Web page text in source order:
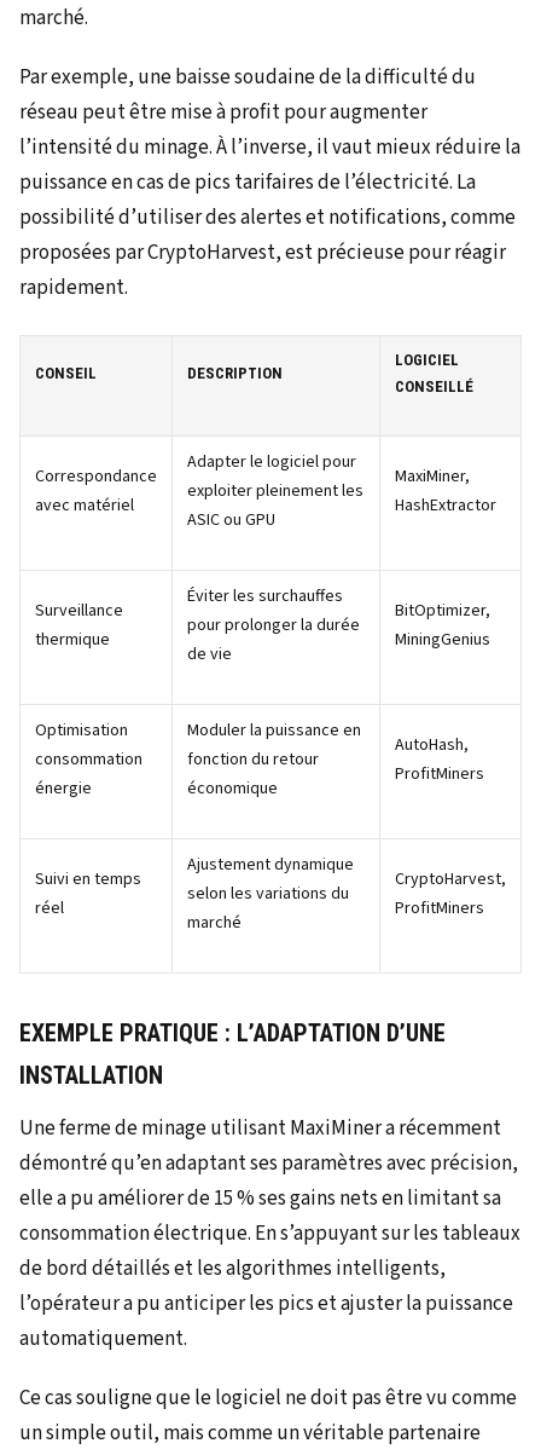
marché.
Par exemple, une baisse soudaine de la difficulté du
réseau peut être mise à profit pour augmenter
l’intensité du minage. À l’inverse, il vaut mieux réduire la
puissance en cas de pics tarifaires de l’électricité. La
possibilité d’utiliser des alertes et notifications, comme
proposées par CryptoHarvest, est précieuse pour réagir
rapidement.
CONSEIL DESCRIPTION
LOGICIEL
CONSEILLÉ
Correspondance
avec matériel
Adapter le logiciel pour
exploiter pleinement les
ASIC ou GPU
MaxiMiner,
HashExtractor
Surveillance
thermique
Éviter les surchauffes
pour prolonger la durée
de vie
BitOptimizer,
MiningGenius
Optimisation
consommation
énergie
Moduler la puissance en
fonction du retour
économique
AutoHash,
ProfitMiners
Suivi en temps
réel
Ajustement dynamique
selon les variations du
marché
CryptoHarvest,
ProfitMiners
EXEMPLE PRATIQUE : L’ADAPTATION D’UNE
INSTALLATION
Une ferme de minage utilisant MaxiMiner a récemment
démontré qu’en adaptant ses paramètres avec précision,
elle a pu améliorer de 15 % ses gains nets en limitant sa
consommation électrique. En s’appuyant sur les tableaux
de bord détaillés et les algorithmes intelligents,
l’opérateur a pu anticiper les pics et ajuster la puissance
automatiquement.
Ce cas souligne que le logiciel ne doit pas être vu comme
un simple outil, mais comme un véritable partenaire